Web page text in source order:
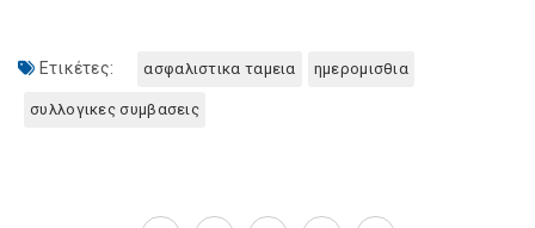
Ετικέτες: ασφαλιστικα ταμεια ημερομισθια
συλλογικες συμβασεις